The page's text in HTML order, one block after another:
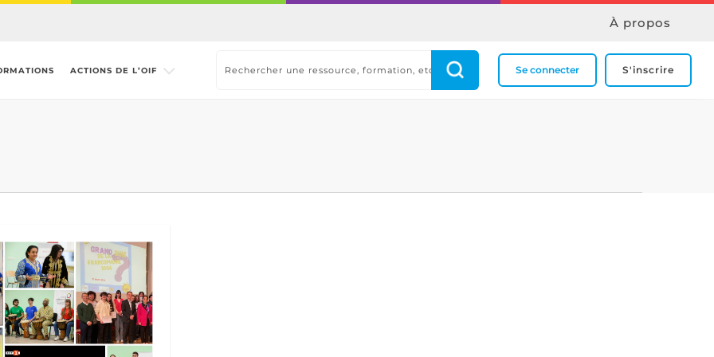
À propos
ACTIONS DE L’OIF Se connecter S'inscrire